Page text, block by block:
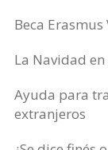
Beca Erasmus
La Navidad
Ayuda para
extranjeros